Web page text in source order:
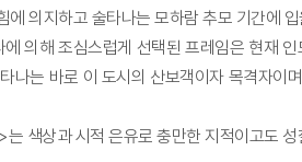
의지하고 술타나는 모하람 추모 기간에
의해 조심스럽게 선택된 프레임은 현재
는 바로 이 도시의 산보객이자 목격자이
색상과 시적 은유로 충만한 지적이고도